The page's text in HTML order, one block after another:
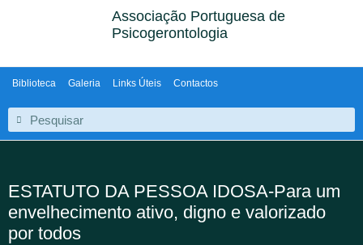
Associação Portuguesa de
Psicogerontologia
Biblioteca Galeria Links Úteis Contactos
ESTATUTO DA PESSOA IDOSA-Para um
envelhecimento ativo, digno e valorizado
por todos